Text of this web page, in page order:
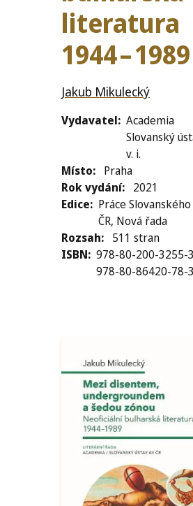
lit­er­atu­ra
1944–1989
Jakub Mikulecký
Vydavatel Academia
Slovanský
v. i.
Místo
Praha
Rok vydání
2021
Edice
Práce
ČR, Nová řada
Rozsah
511 stran
ISBN 978-80-200-3255-3
978-80-86420-78-3